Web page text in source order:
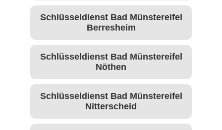
Schlüsseldienst Bad Münstereifel
Berresheim
Schlüsseldienst Bad Münstereifel
Nöthen
Schlüsseldienst Bad Münstereifel
Nitterscheid